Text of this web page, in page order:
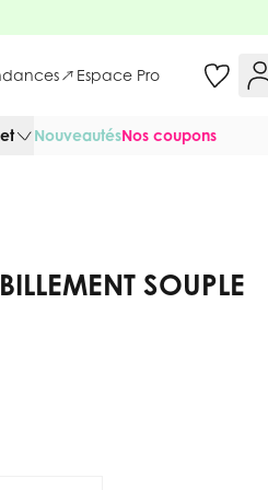
Espace Pro
NouveautésNos coupons
SOUPLE